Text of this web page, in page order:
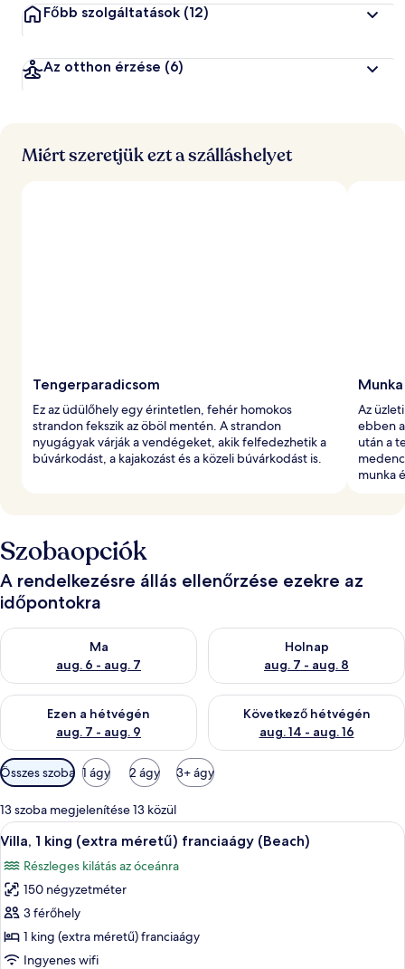
Főbb szolgáltatások (12)
Az otthon érzése (6)
Miért szeretjük ezt a szálláshelyet
Tengerparadicsom
Ez az üdülőhely egy érintetlen, fehér homokos
strandon fekszik az öböl mentén. A strandon
nyugágyak várják a vendégeket, akik felfedezhetik a
búvárkodást, a kajakozást és a közeli búvárkodást is.
Az
ebben
után a
munka
Szobaopciók
A rendelkezésre állás ellenőrzése ezekre az
időpontokra
Ma
aug. 6 - aug. 7
A ma esti rendelkezésre állás ellenőrzése: aug. 6 - aug. 7
Holnap
aug. 7 - aug. 8
A holnapi rendelkezésre állás
Ezen a hétvégén
aug. 7 - aug. 9
A mostani hétvégi rendelkezésre állás ellenőrzése: aug. 7 -
Következő hétvégén
aug. 14 - aug. 16
A következő hétvégi
Szobákhoz
rendelkezésre
álló
szűrők
Összes szoba 1 ágy 2 ágy 3+ ágy
13 szoba megjelenítése 13 közül
A
következő
szoba
összes
képének
megtekintése:
Villa,
9
Villa, 1 king (extra méretű) franciaágy (Beach)
Részleges kilátás az óceánra
150 négyzetméter
3 férőhely
1 king (extra méretű) franciaágy
Ingyenes wifi